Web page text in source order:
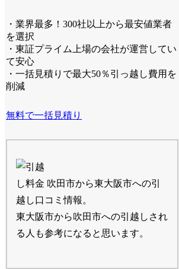
・業界最多！300社以上から最安値業者
を選択
・東証プライム上場の会社が運営してい
て安心
・一括見積りで最大50％引っ越し費用を
削減
無料で一括見積り
吹田市から東大阪市への引
越し口コミ情報。
東大阪市から吹田市への引越しされ
る人も参考になると思います。